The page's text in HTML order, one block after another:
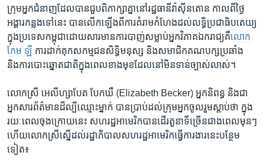
ក្រុ​មអ្នកជំនាញ​ដែល​បាន​ជួប​ពិភាក្សាគ្នា​នៅ​រដ្ឋ​ធានី​វ៉ាស៊ីនតោន​ កាលពី​ថ្ងៃ​
អង្គារ​កន្លង​ទៅ​នេះ ​បាន​លើក​ឡើង​ពី​ការ​គំរាម​កំហែង​ដល់​លទ្ធិ​ប្រជាធិបតេយ្យ​
ក្នុង​ប្រទេស​កម្ពុជា​ដោយ​សារ​មាន​ការ​បាញ់​សម្លាប់​អ្នក​វិភាគ​ឯករាជ្យ​គឺ​លោក ​
កែម ឡី ​ការ​ដាក់​គុក​សកម្មជន​សិទ្ធិ​មនុស្ស ​និង​សមាជិក​គណ​បក្ស​ប្រឆាំង ​
និង​ការ​បោះឆ្នោត​ជាតិ​ក្នុង​ពេល​ខាងមុខ​ដែល​នៅ​មិន​ទាន់​ច្បាស់​លាស់។
លោកស្រី ​អេលីហ្សាបែត​ បែកឃឺ ​(Elizabeth Becker) អ្នកនិពន្ធ ​និង​ជា​
អ្នក​សារព័ត៌មាន​ដ៏ល្បី​ឈ្មោះ​ម្នាក់ បាន​ប្រាប់​ដល់​ក្រុម​អ្នក​ចូលរួម​ស្តាប់​ថា ក្នុង​
រយៈពេល​ចុងក្រោយ​នេះ​ សហរដ្ឋ​អាមេរិក​បាន​ដើរ​តួនាទី​ច្រើន​ជាង​ពេល​មុនៗ
​ហើយ​លោកស្រី​ស្នើ​ដល់​រដ្ឋាភិបាល​សហរដ្ឋ​អាមេរិក​ធ្វើ​ការងារ​នេះ​បន្ថែម​
ទៀត៖